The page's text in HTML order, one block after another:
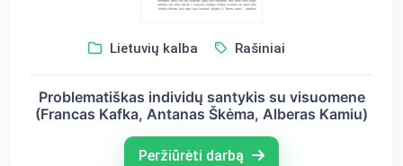
Lietuvių kalba Rašiniai
Problematiškas individų santykis su visuomene
(Francas Kafka, Antanas Škėma, Alberas Kamiu)
Peržiūrėti darbą